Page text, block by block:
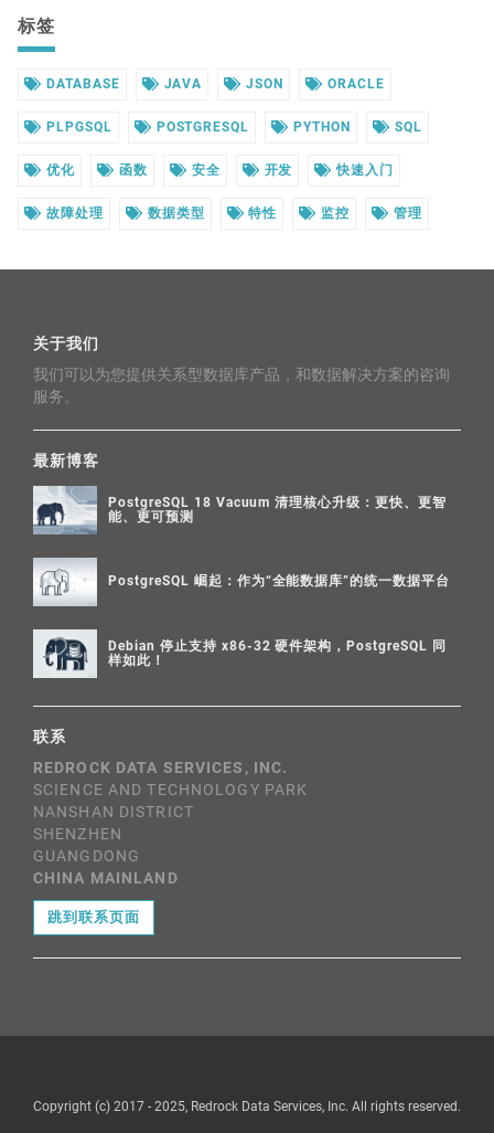
标签
DATABASE JAVA JSON ORACLE
PLPGSQL POSTGRESQL PYTHON SQL
优化 函数 安全 开发 快速入门
故障处理 数据类型 特性 监控 管理
关于我们
我们可以为您提供关系型数据库产品，和数据解决方案的咨询
服务。
最新博客
PostgreSQL 18 Vacuum 清理核心升级：更快、更智
能、更可预测
PostgreSQL 崛起：作为“全能数据库”的统一数据平台
Debian 停止支持 x86-32 硬件架构，PostgreSQL 同
样如此！
联系
REDROCK DATA SERVICES, INC.
SCIENCE AND TECHNOLOGY PARK
NANSHAN DISTRICT
SHENZHEN
GUANGDONG
CHINA MAINLAND
跳到联系页面
Copyright (c) 2017 - 2025, Redrock Data Services, Inc. All rights reserved.